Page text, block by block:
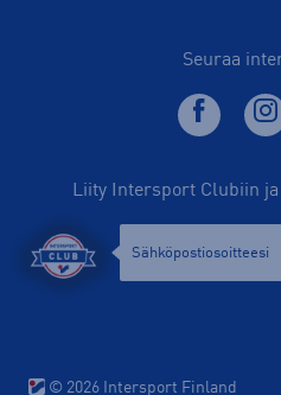
Seuraa
Liity Intersport Clubiin
© 2026 Intersport Finland